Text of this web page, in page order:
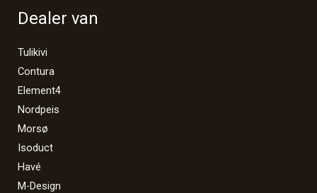
Dealer van
Tulikivi
Contura
Element4
Nordpeis
Morsø
Isoduct
Havé
M-Design